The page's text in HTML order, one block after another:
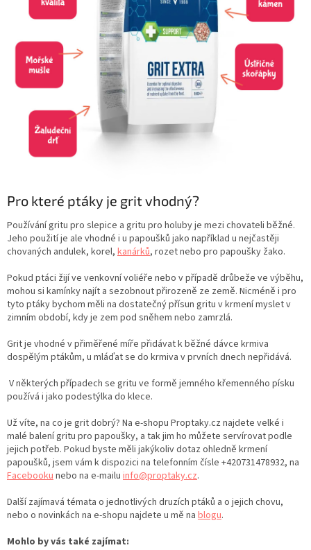
Pro které ptáky je grit vhodný?
Používání gritu pro slepice a gritu pro holuby je mezi chovateli běžné.
Jeho použití je ale vhodné i u papoušků jako například u nejčastěji
chovaných andulek, korel, kanárků, rozet nebo pro papoušky žako.
Pokud ptáci žijí ve venkovní voliéře nebo v případě drůbeže ve výběhu,
mohou si kamínky najít a sezobnout přirozeně ze země. Nicméně i pro
tyto ptáky bychom měli na dostatečný přísun gritu v krmení myslet v
zimním období, kdy je zem pod sněhem nebo zamrzlá.
Grit je vhodné v přiměřené míře přidávat k běžné dávce krmiva
dospělým ptákům, u mláďat se do krmiva v prvních dnech nepřidává.
V některých případech se gritu ve formě jemného křemenného písku
používá i jako podestýlka do klece.
Už víte, na co je grit dobrý? Na e-shopu Proptaky.cz najdete velké i
malé balení gritu pro papoušky, a tak jim ho můžete servírovat podle
jejich potřeb. Pokud byste měli jakýkoliv dotaz ohledně krmení
papoušků, jsem vám k dispozici na telefonním čísle +420731478932, na
Facebookunebo na e-mailu info@proptaky.cz.
Další zajímavá témata o jednotlivých druzích ptáků a o jejich chovu,
nebo o novinkách na e-shopu najdete u mě na blogu.
Mohlo by vás také zajímat: